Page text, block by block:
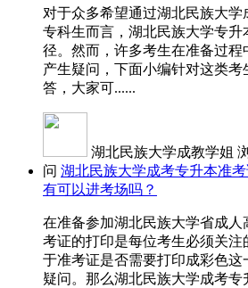
对于众多希望通过湖北民族大学
专科生而言，湖北民族大学专升
径。然而，许多考生在准备过程
产生疑问，下面小编针对这类
答，大家可......
湖北民族大学成教学姐
问 湖北民族大学成考专升本准
有可以进考场吗？
在准备参加湖北民族大学省成
考证的打印是每位考生必须关
于准考证是否需要打印成彩色这
疑问。那么湖北民族大学成考